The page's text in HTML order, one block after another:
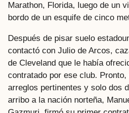
Marathon, Florida, luego de un
bordo de un esquife de cinco
Después de pisar suelo
contactó con Julio de Arcos,
de Cleveland que le había
contratado por ese club. Pronto,
arreglos pertinentes y solo dos
arribo a la nación norteña,